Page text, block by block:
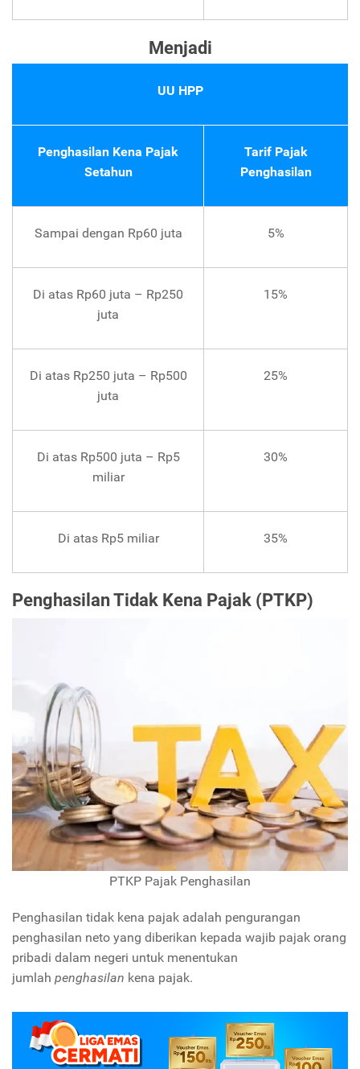
Menjadi
UU HPP
Penghasilan Kena Pajak
Setahun
Tarif Pajak
Penghasilan
Sampai dengan Rp60 juta 5%
Di atas Rp60 juta – Rp250
juta
15%
Di atas Rp250 juta – Rp500
juta
25%
Di atas Rp500 juta – Rp5
miliar
30%
Di atas Rp5 miliar 35%
Penghasilan Tidak Kena Pajak (PTKP)
PTKP Pajak Penghasilan
Penghasilan tidak kena pajak adalah pengurangan
penghasilan neto yang diberikan kepada wajib pajak orang
pribadi dalam negeri untuk menentukan
jumlah penghasilan kena pajak.